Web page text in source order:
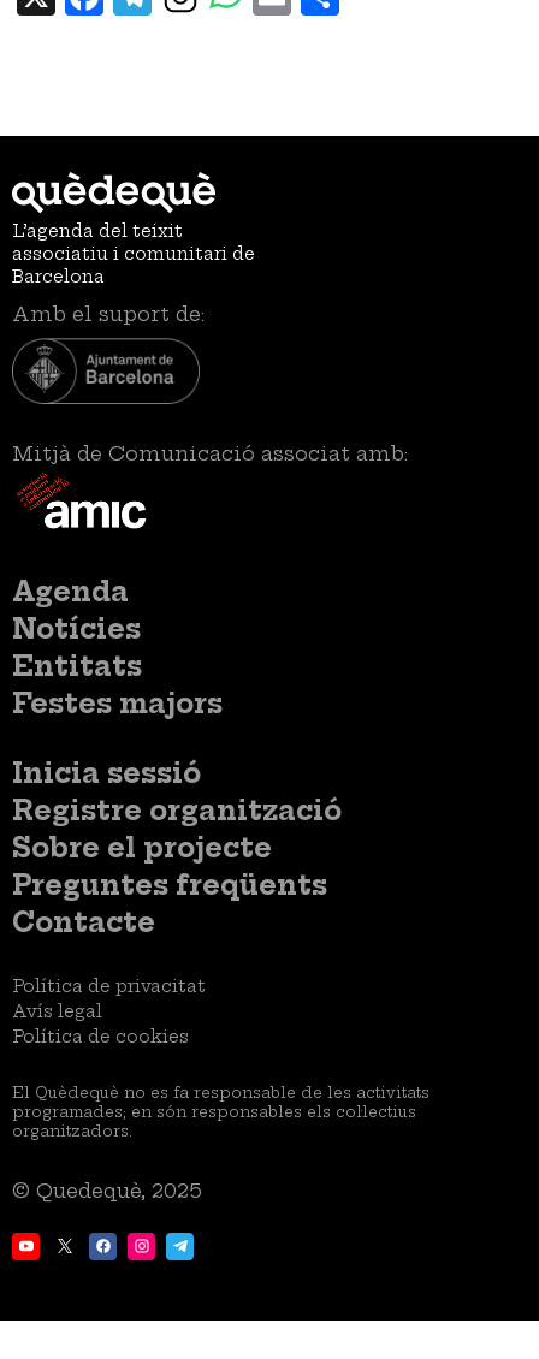
L’agenda del teixit
associatiu i comunitari de
Barcelona
Amb el suport de:
Mitjà de Comunicació associat amb:
Menú
principal
Agenda
Notícies
Entitats
Festes majors
Menú
del
compte
d'usuari
Inicia sessió
Menú
usuari
no
loggat
Registre organització
Menú
Peu
Sobre el projecte
Preguntes freqüents
Contacte
Menú
Legal
Política de privacitat
Avís legal
Política de cookies
El Quèdequè no es fa responsable de les activitats
programades; en són responsables els col·lectius
organitzadors.
© Quedequè, 2025